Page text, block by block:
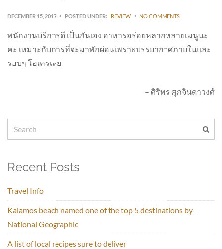
DECEMBER 15, 2017 POSTED UNDER: REVIEW NO COMMENTS
พนักงานบริการดี เป็นกันเอง อาหารอร่อยหลากหลายเมนูนะ
คะ เหมาะกับการที่จะมาพักผ่อนเพราะบรรยากาศภายในและ
รอบๆ โอเครเลย
ศิริพร ศุภจินดาวงศ์
Recent Posts
Travel Info
Kalamos beach named one of the top 5 destinations by
National Geographic
A list of local recipes sure to deliver